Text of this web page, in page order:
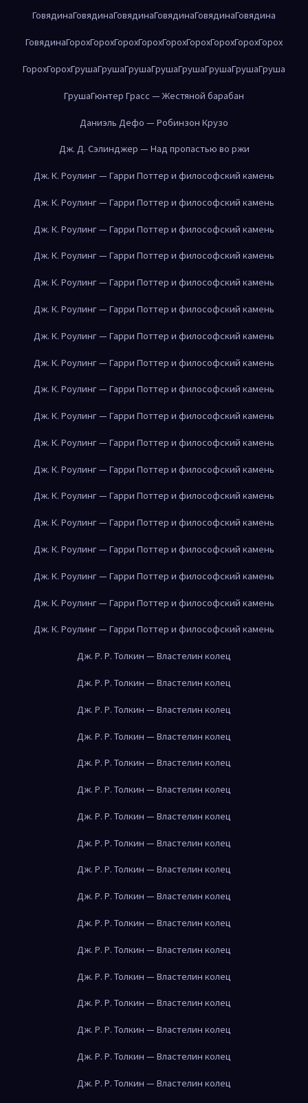
ГовядинаГовядинаГовядинаГовядинаГовядинаГовядина
ГовядинаГорохГорохГорохГорохГорохГорохГорохГорохГорох
ГорохГорохГрушаГрушаГрушаГрушаГрушаГрушаГрушаГруша
ГрушаГюнтер Грасс — Жестяной барабан
Даниэль Дефо — Робинзон Крузо
Дж. Д. Сэлинджер — Над пропастью во ржи
Дж. К. Роулинг — Гарри Поттер и философский камень
Дж. К. Роулинг — Гарри Поттер и философский камень
Дж. К. Роулинг — Гарри Поттер и философский камень
Дж. К. Роулинг — Гарри Поттер и философский камень
Дж. К. Роулинг — Гарри Поттер и философский камень
Дж. К. Роулинг — Гарри Поттер и философский камень
Дж. К. Роулинг — Гарри Поттер и философский камень
Дж. К. Роулинг — Гарри Поттер и философский камень
Дж. К. Роулинг — Гарри Поттер и философский камень
Дж. К. Роулинг — Гарри Поттер и философский камень
Дж. К. Роулинг — Гарри Поттер и философский камень
Дж. К. Роулинг — Гарри Поттер и философский камень
Дж. К. Роулинг — Гарри Поттер и философский камень
Дж. К. Роулинг — Гарри Поттер и философский камень
Дж. К. Роулинг — Гарри Поттер и философский камень
Дж. К. Роулинг — Гарри Поттер и философский камень
Дж. К. Роулинг — Гарри Поттер и философский камень
Дж. К. Роулинг — Гарри Поттер и философский камень
Дж. Р. Р. Толкин — Властелин колец
Дж. Р. Р. Толкин — Властелин колец
Дж. Р. Р. Толкин — Властелин колец
Дж. Р. Р. Толкин — Властелин колец
Дж. Р. Р. Толкин — Властелин колец
Дж. Р. Р. Толкин — Властелин колец
Дж. Р. Р. Толкин — Властелин колец
Дж. Р. Р. Толкин — Властелин колец
Дж. Р. Р. Толкин — Властелин колец
Дж. Р. Р. Толкин — Властелин колец
Дж. Р. Р. Толкин — Властелин колец
Дж. Р. Р. Толкин — Властелин колец
Дж. Р. Р. Толкин — Властелин колец
Дж. Р. Р. Толкин — Властелин колец
Дж. Р. Р. Толкин — Властелин колец
Дж. Р. Р. Толкин — Властелин колец
Дж. Р. Р. Толкин — Властелин колец